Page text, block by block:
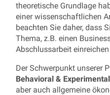
theoretische Grundlage
einer wissenschaftlichen
beachten Sie daher, dass
Thema, z.B. einen
Abschlussarbeit
Der Schwerpunkt unserer
Behavioral &
aber auch allgemeine